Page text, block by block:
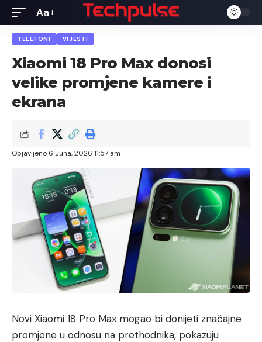
Font
Resizer
Aa
TELEFONI VIJESTI
Xiaomi 18 Pro Max donosi
velike promjene kamere i
ekrana
Objavljeno 6 Juna, 2026 11:57 am
Novi Xiaomi 18 Pro Max mogao bi donijeti značajne
promjene u odnosu na prethodnika, pokazuju